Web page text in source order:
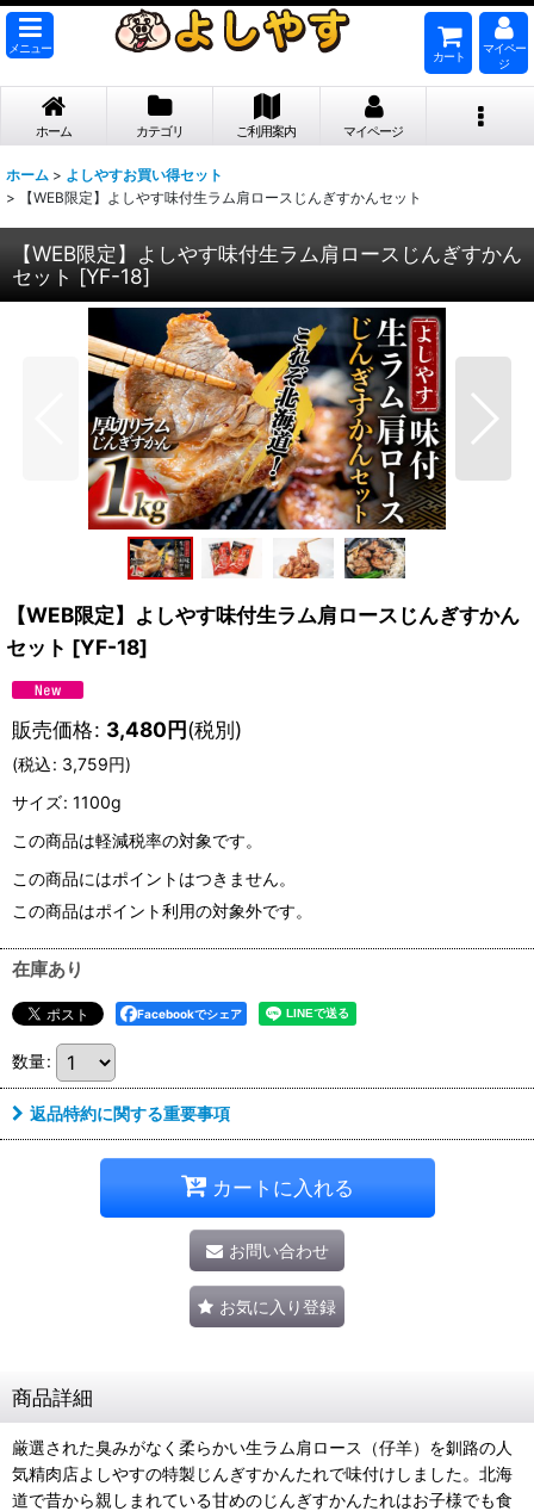
メニュー
カート
マイペー
ジ
ホーム カテゴリ ご利用案内 マイページ
ホーム > よしやすお買い得セット
>
【WEB限定】よしやす味付生ラム肩ロースじんぎすかんセット
【WEB限定】よしやす味付生ラム肩ロースじんぎすかん
セット [YF-18]
【WEB限定】よしやす味付生ラム肩ロースじんぎすかん
セット [YF-18]
販売価格: 3,480円(税別)
(税込: 3,759円)
サイズ: 1100g
この商品は軽減税率の対象です。
この商品にはポイントはつきません。
この商品はポイント利用の対象外です。
在庫あり
Facebookでシェア
数量:
返品特約に関する重要事項
カートに入れる
お問い合わせ
お気に入り登録
商品詳細
厳選された臭みがなく柔らかい生ラム肩ロース（仔羊）を釧路の人
気精肉店よしやすの特製じんぎすかんたれで味付けしました。北海
道で昔から親しまれている甘めのじんぎすかんたれはお子様でも食